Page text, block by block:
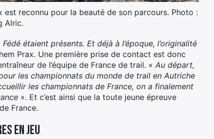
reconnu pour la beauté de son parcours. Photo :
Alric.
étaient présents. Et déjà à l’époque, l’originalité
Prax. Une première prise de contact est donc
de l’équipe de France de trail. « Au départ,
les championnats du monde de trail en Autriche
les championnats de France, on a finalement
». Et c’est ainsi que la toute jeune épreuve
France.
en jeu